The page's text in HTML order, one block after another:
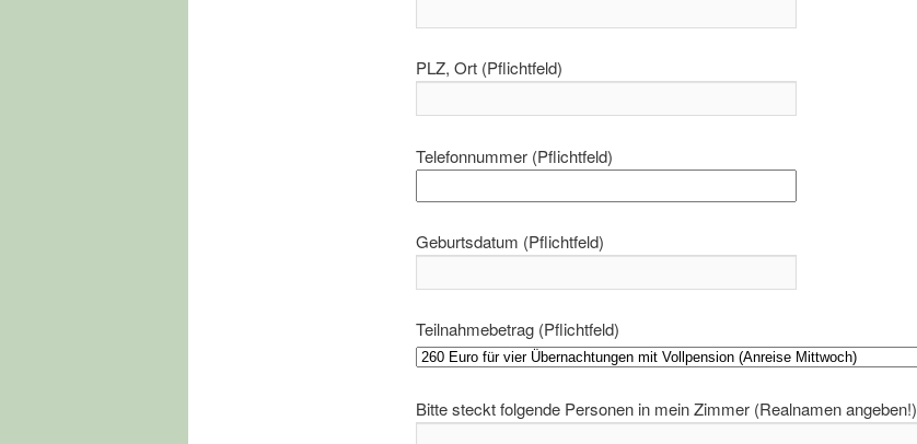
PLZ, Ort (Pflichtfeld)
Telefonnummer (Pflichtfeld)
Geburtsdatum (Pflichtfeld)
Teilnahmebetrag (Pflichtfeld)
Bitte steckt folgende Personen in mein Zimmer (Realnamen angeben!)